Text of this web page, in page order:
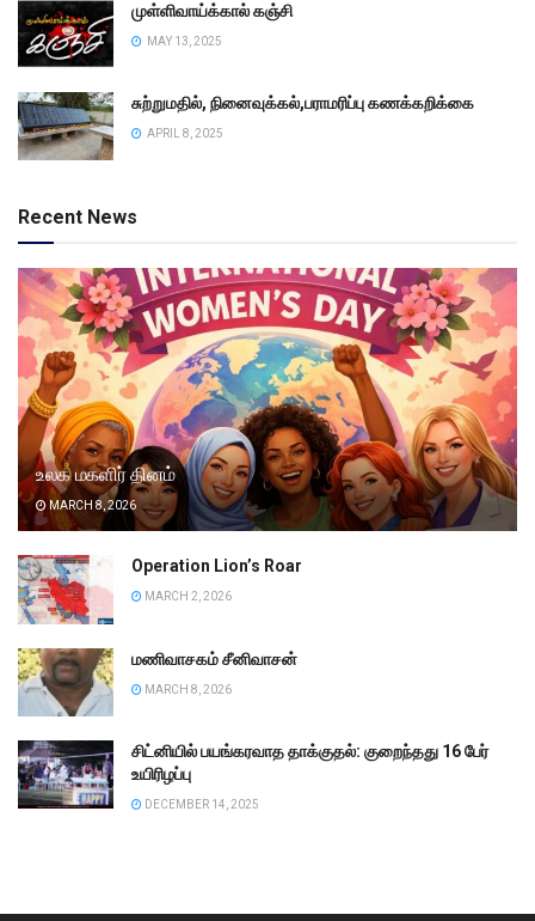
முள்ளிவாய்க்கால் கஞ்சி
MAY 13, 2025
சுற்றுமதில், நினைவுக்கல்,பராமரிப்பு கணக்கறிக்கை
APRIL 8, 2025
Recent News
உலக மகளிர் தினம்
MARCH 8, 2026
Operation Lion’s Roar
MARCH 2, 2026
மணிவாசகம் சீனிவாசன்
MARCH 8, 2026
சிட்னியில் பயங்கரவாத தாக்குதல்: குறைந்தது 16 பேர்
உயிரிழப்பு
DECEMBER 14, 2025